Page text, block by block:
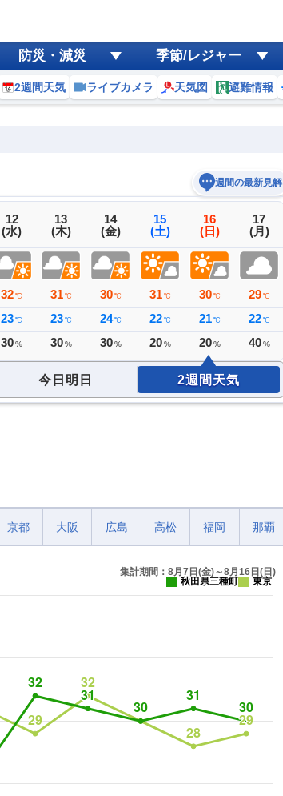
防災・減災 季節/レジャー
2週間天気 ライブカメラ 天気図 避難情報
週間の最新見解
12
(水)
32℃
23℃
30%
13
(木)
31℃
23℃
30%
14
(金)
30℃
24℃
30%
15
(土)
31 ℃
22 ℃
20 %
16
(日)
30 ℃
21 ℃
20 %
17
(月)
29 ℃
22 ℃
40 %
今日明日 2週間天気
京都 大阪 広島 高松 福岡 那覇
集計期間：8月7日(金)～8月16日(日)
秋田県三種町
東京